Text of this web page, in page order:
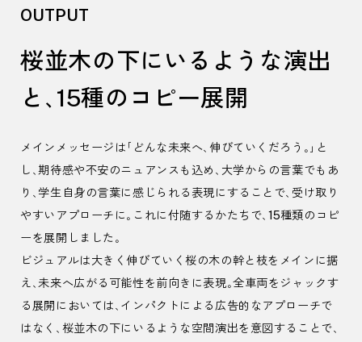
OUTPUT
桜並木の下にいるような演出
と、 15種のコピー展開
メインメッセージは「どんな未来へ、伸びていくだろう。」と
し、期待感や不安のニュアンスも込め、大学からの言葉でもあ
り、学生自身の言葉に感じられる表現にすることで、受け取り
やすいアプローチに。これに付随するかたちで、 15種類のコピ
ーを展開しました。
ビジュアルは大きく伸びていく桜の木の幹と枝をメインに据
え、未来へ広がる可能性を前向きに表現。全車両をジャックす
る展開においては、インパクトによる広告的なアプローチで
はなく、桜並木の下にいるような空間演出を意図することで、